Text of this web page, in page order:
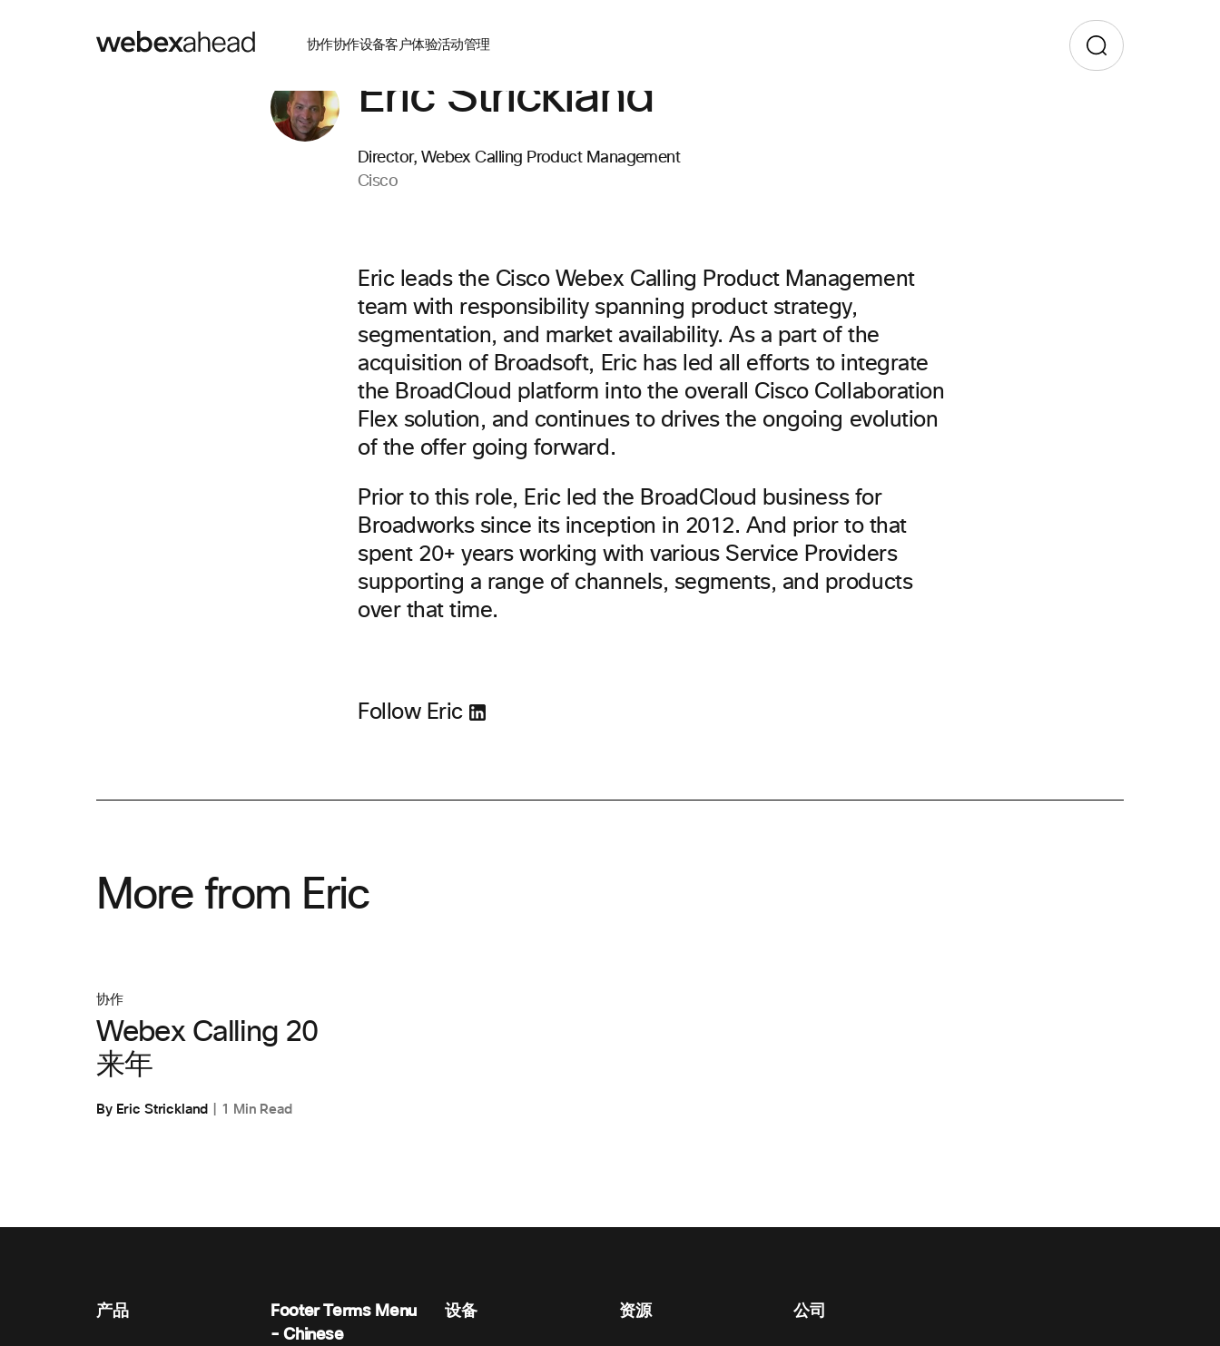
协作协作设备客户体验活动管理
Eric Strickland
Director, Webex Calling Product Management
Cisco
Eric leads the Cisco Webex Calling Product Management
team with responsibility spanning product strategy,
segmentation, and market availability. As a part of the
acquisition of Broadsoft, Eric has led all efforts to integrate
the BroadCloud platform into the overall Cisco Collaboration
Flex solution, and continues to drives the ongoing evolution
of the offer going forward.
Prior to this role, Eric led the BroadCloud business for
Broadworks since its inception in 2012. And prior to that
spent 20+ years working with various Service Providers
supporting a range of channels, segments, and products
over that time.
Follow Eric
More from Eric
协作
Webex Calling 20
来年
By Eric Strickland 1 Min Read
产品
Footer Terms Menu
- Chinese
设备 资源 公司